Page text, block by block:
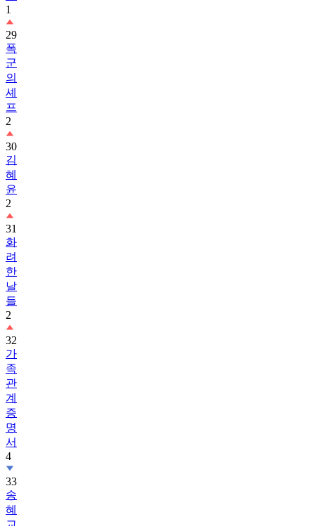
1
29
폭
군
의
셰
프
2
30
김
혜
윤
2
31
화
려
한
날
들
2
32
가
족
관
계
증
명
서
4
33
송
혜